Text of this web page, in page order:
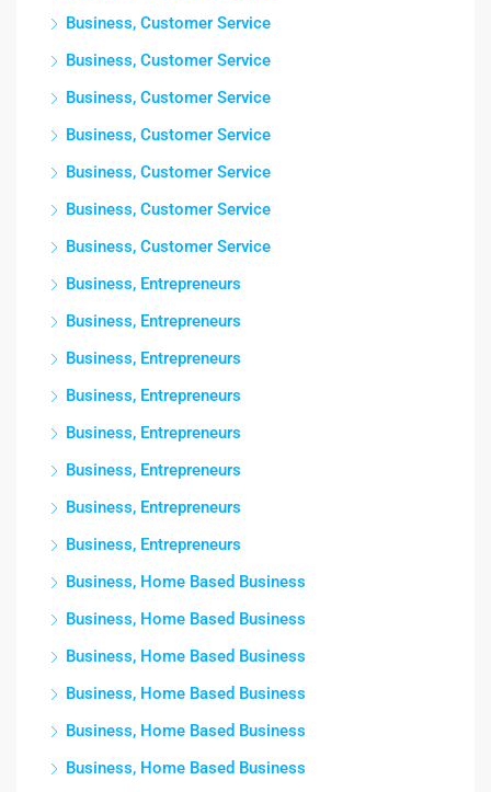
Business, Customer Service
Business, Customer Service
Business, Customer Service
Business, Customer Service
Business, Customer Service
Business, Customer Service
Business, Customer Service
Business, Entrepreneurs
Business, Entrepreneurs
Business, Entrepreneurs
Business, Entrepreneurs
Business, Entrepreneurs
Business, Entrepreneurs
Business, Entrepreneurs
Business, Entrepreneurs
Business, Home Based Business
Business, Home Based Business
Business, Home Based Business
Business, Home Based Business
Business, Home Based Business
Business, Home Based Business